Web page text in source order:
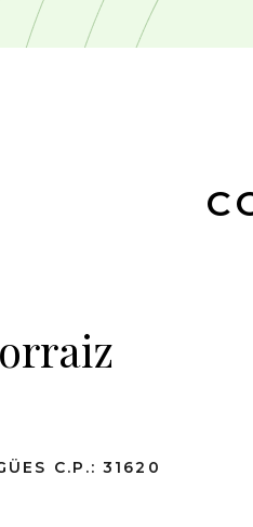
C.P.: 31620